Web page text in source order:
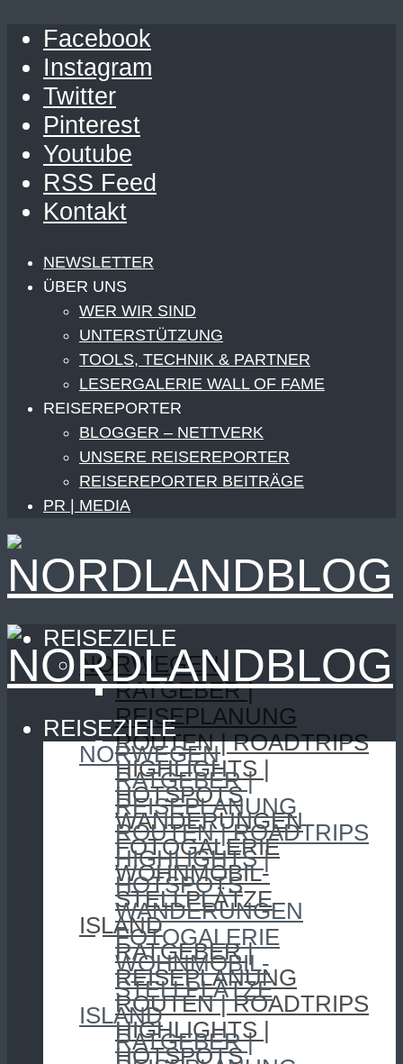
Facebook
Instagram
Twitter
Pinterest
Youtube
RSS Feed
Kontakt
NEWSLETTER
ÜBER UNS
WER WIR SIND
UNTERSTÜTZUNG
TOOLS, TECHNIK & PARTNER
LESERGALERIE WALL OF FAME
REISEREPORTER
BLOGGER – NETTVERK
UNSERE REISEREPORTER
REISEREPORTER BEITRÄGE
PR | MEDIA
REISEZIELE
NORWEGEN
RATGEBER |
REISEPLANUNG
ROUTEN | ROADTRIPS
HIGHLIGHTS |
HOTSPOTS
WANDERUNGEN
FOTOGALERIE
WOHNMOBIL-
STELLPLÄTZE
ISLAND
RATGEBER |
REISEPLANUNG
ROUTEN | ROADTRIPS
HIGHLIGHTS |
HOTSPOTS
REISEZIELE
NORWEGEN
RATGEBER |
REISEPLANUNG
ROUTEN | ROADTRIPS
HIGHLIGHTS |
HOTSPOTS
WANDERUNGEN
FOTOGALERIE
WOHNMOBIL-
STELLPLÄTZE
ISLAND
RATGEBER |